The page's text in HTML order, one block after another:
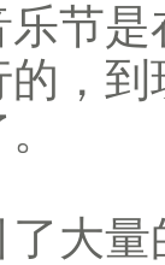
节
的，
大